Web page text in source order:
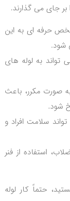
جای می گذارند.
حرفه ای به این
شود.
تواند به لوله های
صورت مکرر، باعث
شود.
سلامت افراد و
استفاده از فنر
حتماً کار لوله